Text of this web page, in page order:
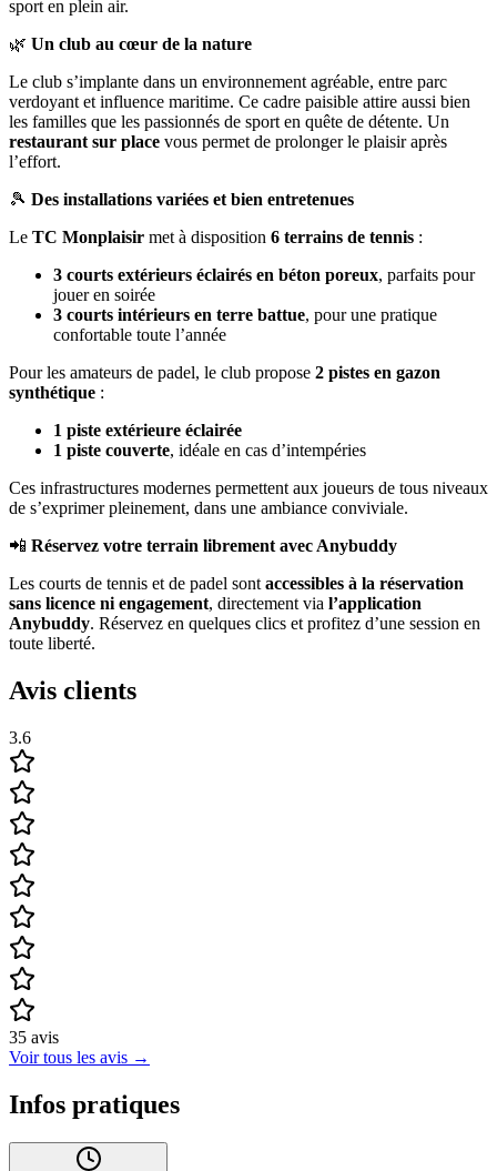
sport en plein air.
🌿 Un club au cœur de la nature
Le club s’implante dans un environnement agréable, entre parc
verdoyant et influence maritime. Ce cadre paisible attire aussi bien
les familles que les passionnés de sport en quête de détente. Un
restaurant sur place vous permet de prolonger le plaisir après
l’effort.
🎾 Des installations variées et bien entretenues
Le TC Monplaisir met à disposition 6 terrains de tennis :
3 courts extérieurs éclairés en béton poreux, parfaits pour
jouer en soirée
3 courts intérieurs en terre battue, pour une pratique
confortable toute l’année
Pour les amateurs de padel, le club propose 2 pistes en gazon
synthétique :
1 piste extérieure éclairée
1 piste couverte, idéale en cas d’intempéries
Ces infrastructures modernes permettent aux joueurs de tous niveaux
de s’exprimer pleinement, dans une ambiance conviviale.
📲 Réservez votre terrain librement avec Anybuddy
Les courts de tennis et de padel sont accessibles à la réservation
sans licence ni engagement, directement via l’application
Anybuddy. Réservez en quelques clics et profitez d’une session en
toute liberté.
Avis clients
3.6
35 avis
Voir tous les avis →
Infos pratiques